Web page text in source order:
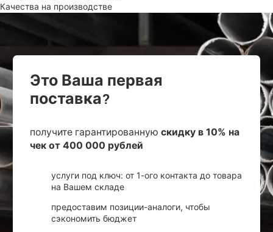
Качества на производстве
Это Ваша первая
поставка?
получите гарантированную скидку в 10% на
чек от 400 000 рублей
услуги под ключ: от 1-ого контакта до товара
на Вашем складе
предоставим позиции-аналоги, чтобы
сэкономить бюджет